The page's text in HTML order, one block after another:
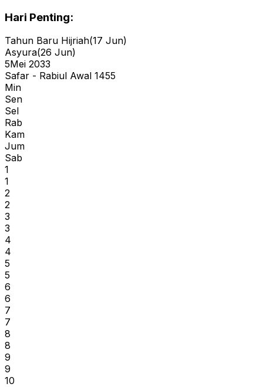
Hari Penting:
Tahun Baru Hijriah(17 Jun)
Asyura(26 Jun)
5Mei 2033
Safar - Rabiul Awal 1455
Min
Sen
Sel
Rab
Kam
Jum
Sab
1
1
2
2
3
3
4
4
5
5
6
6
7
7
8
8
9
9
10